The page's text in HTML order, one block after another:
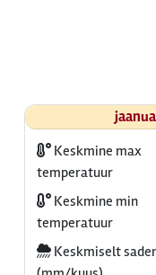
Keskmine max
temperatuur
Keskmine min
temperatuur
Keskmiselt